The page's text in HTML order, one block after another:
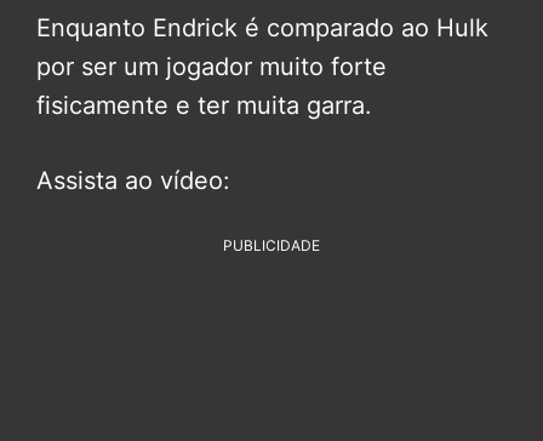
Enquanto Endrick é comparado ao Hulk
por ser um jogador muito forte
fisicamente e ter muita garra.
Assista ao vídeo:
PUBLICIDADE